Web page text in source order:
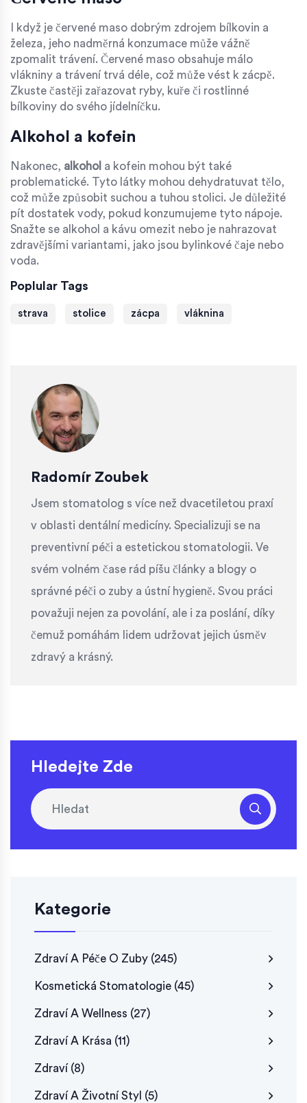
I když je červené maso dobrým zdrojem bílkovin a
železa, jeho nadměrná konzumace může vážně
zpomalit trávení. Červené maso obsahuje málo
vlákniny a trávení trvá déle, což může vést k zácpě.
Zkuste častěji zařazovat ryby, kuře či rostlinné
bílkoviny do svého jídelníčku.
Alkohol a kofein
Nakonec, alkohol a kofein mohou být také
problematické. Tyto látky mohou dehydratuvat tělo,
což může způsobit suchou a tuhou stolici. Je důležité
pít dostatek vody, pokud konzumujeme tyto nápoje.
Snažte se alkohol a kávu omezit nebo je nahrazovat
zdravějšími variantami, jako jsou bylinkové čaje nebo
voda.
Poplular Tags
strava stolice zácpa vláknina
Radomír Zoubek
Jsem stomatolog s více než dvacetiletou praxí
v oblasti dentální medicíny. Specializuji se na
preventivní péči a estetickou stomatologii. Ve
svém volném čase rád píšu články a blogy o
správné péči o zuby a ústní hygieně. Svou práci
považuji nejen za povolání, ale i za poslání, díky
čemuž pomáhám lidem udržovat jejich úsměv
zdravý a krásný.
Hledejte Zde
Kategorie
Zdraví A Péče O Zuby (245)
Kosmetická Stomatologie (45)
Zdraví A Wellness (27)
Zdraví A Krása (11)
Zdraví (8)
Zdraví A Životní Styl (5)